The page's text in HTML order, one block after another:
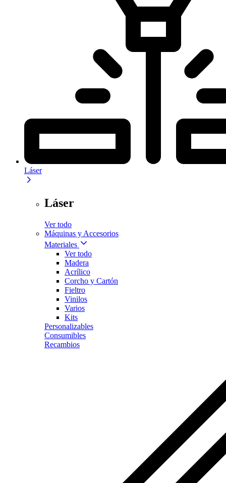
Láser
Láser
Ver todo
Máquinas y Accesorios
Materiales
Ver todo
Madera
Acrílico
Corcho y Cartón
Fieltro
Vinilos
Varios
Kits
Personalizables
Consumibles
Recambios